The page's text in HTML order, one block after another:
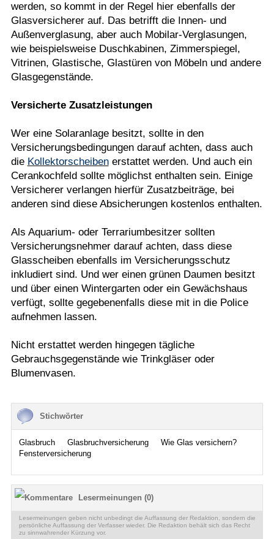
werden, so kommt in der Regel hier ebenfalls der
Glasversicherer auf. Das betrifft die Innen- und
Außenverglasung, aber auch Mobilar-Verglasungen,
wie beispielsweise Duschkabinen, Zimmerspiegel,
Vitrinen, Glastische, Glastüren von Möbeln und andere
Glasgegenstände.
Versicherte Zusatzleistungen
Wer eine Solaranlage besitzt, sollte in den
Versicherungsbedingungen darauf achten, dass auch
die Kollektorscheibenerstattet werden. Und auch ein
Cerankochfeld sollte möglichst enthalten sein. Einige
Versicherer verlangen hierfür Zusatzbeiträge, bei
anderen sind diese Absicherungen kostenlos enthalten.
Als Aquarium- oder Terrariumbesitzer sollten
Versicherungsnehmer darauf achten, dass diese
Glasscheiben ebenfalls im Versicherungsschutz
inkludiert sind. Und wer einen grünen Daumen besitzt
und über einen Wintergarten oder ein Gewächshaus
verfügt, sollte gegebenenfalls diese mit in die Police
aufnehmen lassen.
Nicht erstattet werden hingegen tägliche
Gebrauchsgegenstände wie Trinkgläser oder
Blumenvasen.
Stichwörter
Glasbruch Glasbruchversicherung
Wie Glas versichern?
Fensterversicherung
Lesermeinungen (0)
Lesermeinungen geben nicht unbedingt die Auffassung der Redaktion, sondern die
persönliche Auffassung der Verfasser wieder. Die Redaktion behält sich das Recht
zu sinnwahrender Kürzung vor.